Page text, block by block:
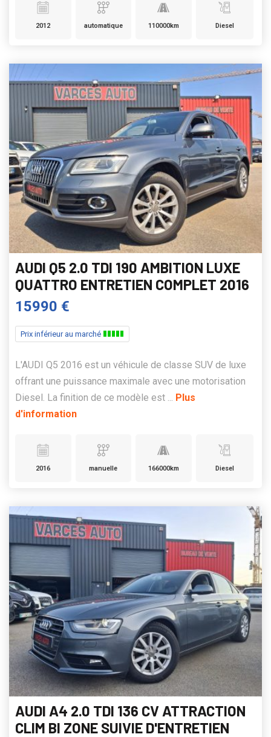
2012 automatique 110000km Diesel
AUDI Q5 2.0 TDI 190 AMBITION LUXE
QUATTRO ENTRETIEN COMPLET 2016
15990 €
Prix inférieur au marché
L'AUDI Q5 2016 est un véhicule de classe SUV de luxe
offrant une puissance maximale avec une motorisation
Diesel. La finition de ce modèle est ... Plus
d'information
2016 manuelle 166000km Diesel
AUDI A4 2.0 TDI 136 CV ATTRACTION
CLIM BI ZONE SUIVIE D'ENTRETIEN